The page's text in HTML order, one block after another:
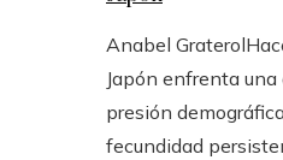
Anabel Graterol
Japón enfrenta una
presión
fecundidad